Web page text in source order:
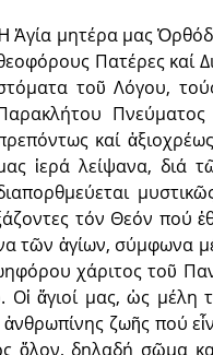
Ἁγία μητέρα μας
Πατέρες καί
τοῦ Λόγου,
Πνεύματος
καί
ἱερά λείψανα, διά
τόν Θεόν πού
τῶν ἁγίων, σύμφωνα
χάριτος τοῦ
Οἱ ἅγιοί μας, ὡς
ζωῆς πού
ὅλον, δηλαδή σῶμα